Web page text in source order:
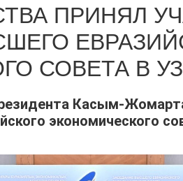
ПРИНЯЛ
СОВЕТА В
Касым-
экономического